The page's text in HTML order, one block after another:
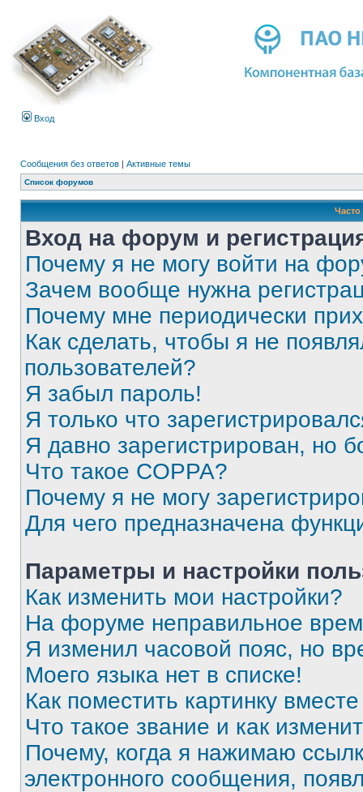
Вход
Сообщения без ответов | Активные темы
Список форумов
Вход на форум и
Почему я не могу войти на
Зачем вообще нужна
Почему мне периодически
Как сделать, чтобы я не
пользователей?
Я забыл пароль!
Я только что
Я давно зарегистрирован, но
Что такое COPPA?
Почему я не могу
Для чего предназначена
Параметры и настройки
Как изменить мои настройки?
На форуме неправильное
Я изменил часовой пояс, но
Моего языка нет в списке!
Как поместить картинку
Что такое звание и как
Почему, когда я нажимаю
электронного сообщения,